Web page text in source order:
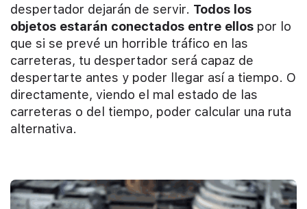
despertador dejarán de servir. Todos los
objetos estarán conectados entre ellos por lo
que si se prevé un horrible tráfico en las
carreteras, tu despertador será capaz de
despertarte antes y poder llegar así a tiempo. O
directamente, viendo el mal estado de las
carreteras o del tiempo, poder calcular una ruta
alternativa.